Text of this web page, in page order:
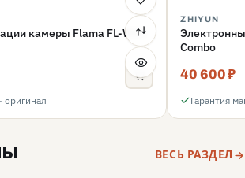
камеры Flama FL-W01
оригинал
ZHIYUN
Combo
40 600 ₽
Гарантия
ВЕСЬ РАЗДЕЛ